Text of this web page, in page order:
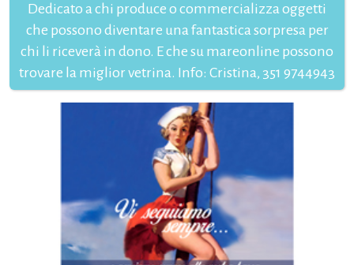
Dedicato a chi produce o commercializza oggetti
che possono diventare una fantastica sorpresa per
chi li riceverà in dono. E che su mareonline possono
trovare la miglior vetrina. Info: Cristina, 351 9744943